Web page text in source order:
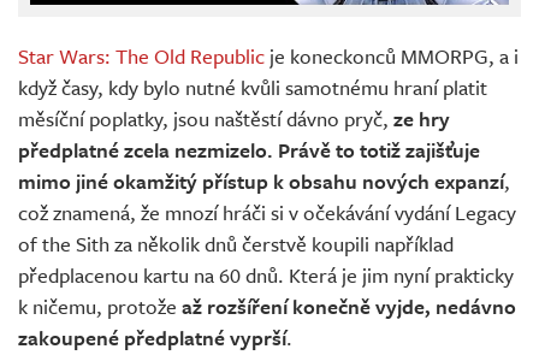
Star Wars: The Old Republic je koneckonců MMORPG, a i
když časy, kdy bylo nutné kvůli samotnému hraní platit
měsíční poplatky, jsou naštěstí dávno pryč, ze hry
předplatné zcela nezmizelo. Právě to totiž zajišťuje
mimo jiné okamžitý přístup k obsahu nových expanzí,
což znamená, že mnozí hráči si v očekávání vydání Legacy
of the Sith za několik dnů čerstvě koupili například
předplacenou kartu na 60 dnů. Která je jim nyní prakticky
k ničemu, protože až rozšíření konečně vyjde, nedávno
zakoupené předplatné vyprší.